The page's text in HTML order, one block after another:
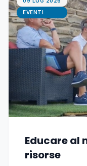
EVENTI
Educare al
risorse